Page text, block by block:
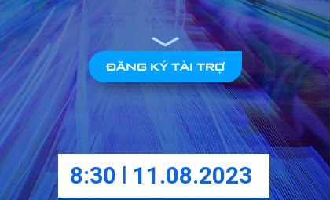
ĐĂNG KÝ TÀI TRỢ
8:30 l 11.08.2023